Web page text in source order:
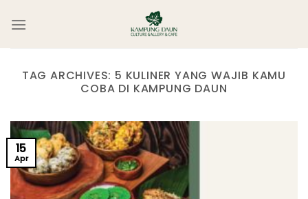
TAG ARCHIVES: 5 KULINER YANG WAJIB KAMU
COBA DI KAMPUNG DAUN
15
Apr